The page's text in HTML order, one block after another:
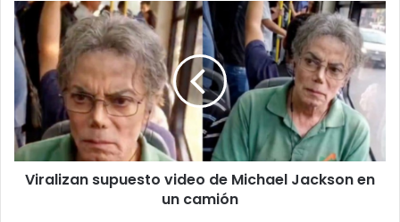
Viralizan
supuesto
video
de
Michael
Jackson
en
un
camión
Viralizan supuesto video de Michael Jackson en
un camión